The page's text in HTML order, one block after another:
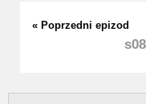
« Poprzedni epizod